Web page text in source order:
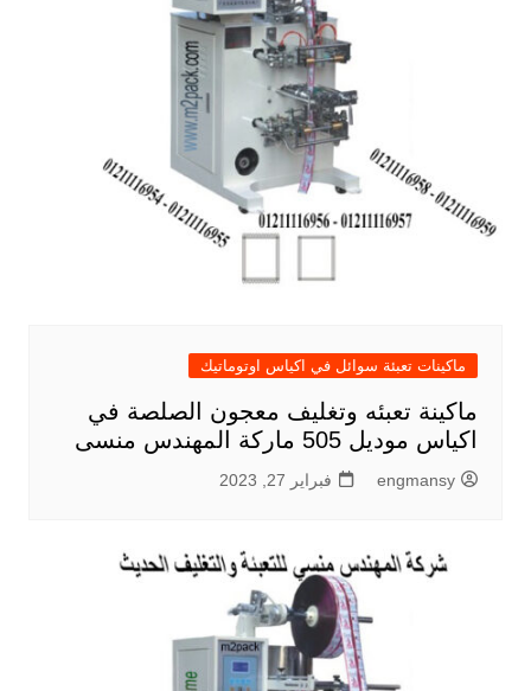
ماكينات تعبئة سوائل في اكياس اوتوماتيك
ماكينة تعبئه وتغليف معجون الصلصة في
اكياس موديل 505 ماركة المهندس منسى
engmansy فبراير 27, 2023